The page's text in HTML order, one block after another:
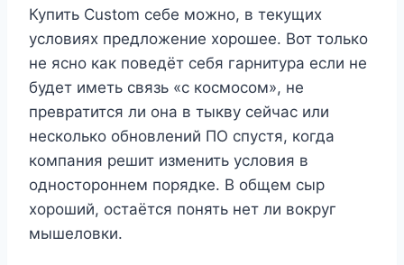
Купить Custom себе можно, в текущих
условиях предложение хорошее. Вот только
не ясно как поведёт себя гарнитура если не
будет иметь связь «с космосом», не
превратится ли она в тыкву сейчас или
несколько обновлений ПО спустя, когда
компания решит изменить условия в
одностороннем порядке. В общем сыр
хороший, остаётся понять нет ли вокруг
мышеловки.